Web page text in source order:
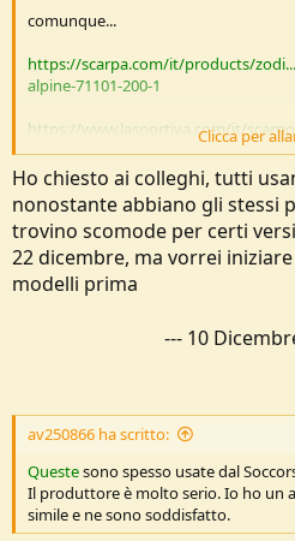
comunque...
https://scarpa.com/it/products/
alpine-71101-200-1
https://www.lasportiva.com/it/
leather-gtx-uomo-zfms066
Clicca per
Ho chiesto ai colleghi, tutti
nonostante abbiano gli stessi
trovino scomode per certi
22 dicembre, ma vorrei
modelli prima
--- 10
av250866 ha scritto:
Questesono spesso usate dal
Il produttore è molto serio. Io ho un
simile e ne sono soddisfatto.